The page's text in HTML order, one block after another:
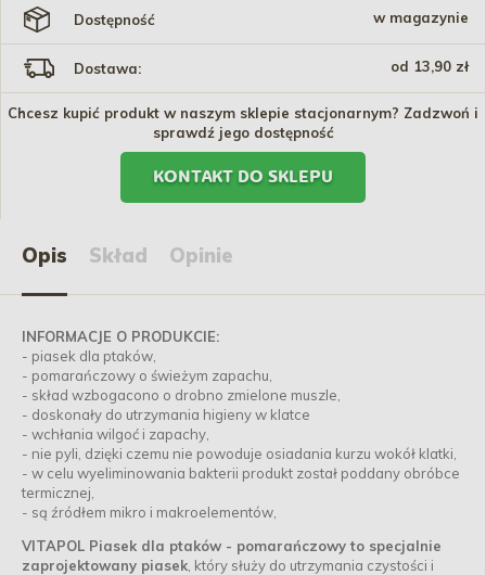
Dostępność w magazynie
Dostawa: od 13,90 zł
Chcesz kupić produkt w naszym sklepie stacjonarnym? Zadzwoń i
sprawdź jego dostępność
KONTAKT DO SKLEPU
Opis Skład Opinie
INFORMACJE O PRODUKCIE:
- piasek dla ptaków,
- pomarańczowy o świeżym zapachu,
- skład wzbogacono o drobno zmielone muszle,
- doskonały do utrzymania higieny w klatce
- wchłania wilgoć i zapachy,
- nie pyli, dzięki czemu nie powoduje osiadania kurzu wokół klatki,
- w celu wyeliminowania bakterii produkt został poddany obróbce
termicznej,
- są źródłem mikro i makroelementów,
VITAPOL Piasek dla ptaków - pomarańczowy to specjalnie
zaprojektowany piasek , który służy do utrzymania czystości i